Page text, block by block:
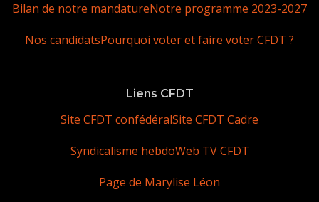
Bilan de notre mandatureNotre programme 2023-2027
Nos candidatsPourquoi voter et faire voter CFDT ?
Liens CFDT
Site CFDT confédéralSite CFDT Cadre
Syndicalisme hebdoWeb TV CFDT
Page de Marylise Léon